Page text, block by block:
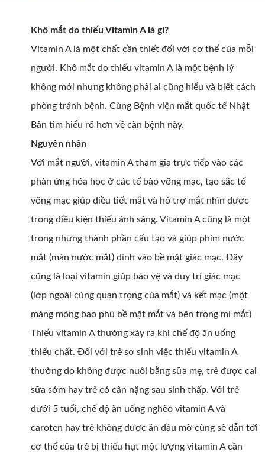
Khô mắt do thiếu Vitamin A là gì?
Vitamin A là một chất cần thiết đối với cơ thể của mỗi
người. Khô mắt do thiếu vitamin A là một bệnh lý
không mới nhưng không phải ai cũng hiểu và biết cách
phòng tránh bệnh. Cùng Bệnh viện mắt quốc tế Nhật
Bản tìm hiểu rõ hơn về căn bệnh này.
Nguyên nhân
Với mắt người, vitamin A tham gia trực tiếp vào các
phản ứng hóa học ở các tế bào võng mạc, tạo sắc tố
võng mạc giúp điều tiết mắt và hỗ trợ mắt nhìn được
trong điều kiện thiếu ánh sáng. Vitamin A cũng là một
trong những thành phần cấu tạo và giúp phim nước
mắt (màn nước mắt) dính vào bề mặt giác mạc. Đây
cũng là loại vitamin giúp bảo vệ và duy trì giác mạc
(lớp ngoài cùng quan trọng của mắt) và kết mạc (một
màng mỏng bao phủ bề mặt mắt và bên trong mí mắt)
Thiếu vitamin A thường xảy ra khi chế độ ăn uống
thiếu chất. Đối với trẻ sơ sinh việc thiếu vitamin A
thường do không được nuôi bằng sữa mẹ, trẻ được cai
sữa sớm hay trẻ có cân nặng sau sinh thấp. Với trẻ
dưới 5 tuổi, chế độ ăn uống nghèo vitamin A và
caroten hay trẻ không được ăn dầu mỡ cũng sẽ dẫn tới
cơ thể của trẻ bị thiếu hụt một lượng vitamin A cần